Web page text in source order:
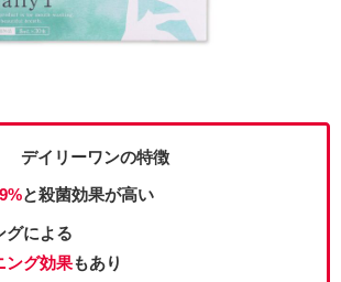
デイリーワンの特徴
と殺菌効果が高い
グによる
ング効果もあり